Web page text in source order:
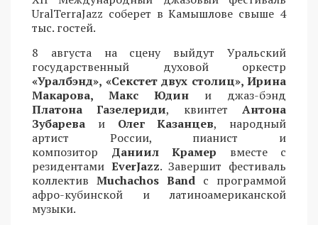
UralTerraJazz соберет в Камышлове свыше 4
тыс. гостей.
8 августа на сцену выйдут Уральский
государственный духовой оркестр
«Уралбэнд», «Секстет двух столиц», Ирина
Макарова, Макс Юдин и джаз-бэнд
Платона Газелериди, квинтетАнтона
Зубарева и Олег Казанцев, народный
артист России, пианист и
композитор Даниил Крамер вместе с
резидентами EverJazz. Завершит фестиваль
коллектив Muchachos Band с программой
афро-кубинской и латиноамериканской
музыки.